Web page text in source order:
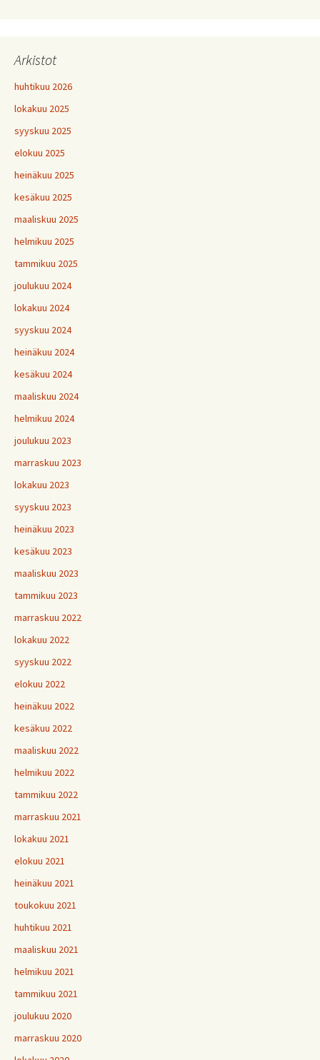
Arkistot
huhtikuu 2026
lokakuu 2025
syyskuu 2025
elokuu 2025
heinäkuu 2025
kesäkuu 2025
maaliskuu 2025
helmikuu 2025
tammikuu 2025
joulukuu 2024
lokakuu 2024
syyskuu 2024
heinäkuu 2024
kesäkuu 2024
maaliskuu 2024
helmikuu 2024
joulukuu 2023
marraskuu 2023
lokakuu 2023
syyskuu 2023
heinäkuu 2023
kesäkuu 2023
maaliskuu 2023
tammikuu 2023
marraskuu 2022
lokakuu 2022
syyskuu 2022
elokuu 2022
heinäkuu 2022
kesäkuu 2022
maaliskuu 2022
helmikuu 2022
tammikuu 2022
marraskuu 2021
lokakuu 2021
elokuu 2021
heinäkuu 2021
toukokuu 2021
huhtikuu 2021
maaliskuu 2021
helmikuu 2021
tammikuu 2021
joulukuu 2020
marraskuu 2020